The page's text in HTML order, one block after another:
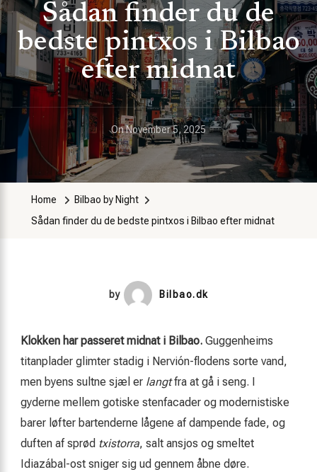
Sådan finder du de
bedste pintxos i Bilbao
efter midnat
OnNovember 5, 2025
Home
Bilbao by Night
Sådan finder du de bedste pintxos i Bilbao efter midnat
by Bilbao.dk
Klokken har passeret midnat i Bilbao. Guggenheims
titanplader glimter stadig i Nervión-flodens sorte vand,
men byens sultne sjæl er langtfra at gå i seng. I
gyderne mellem gotiske stenfacader og modernistiske
barer løfter bartenderne lågene af dampende fade, og
duften af sprød txistorra, salt ansjos og smeltet
Idiazábal-ost sniger sig ud gennem åbne døre.